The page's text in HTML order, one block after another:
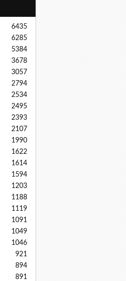
6435
6285
5384
3678
3057
2794
2534
2495
2393
2107
1990
1622
1614
1594
1203
1188
1119
1091
1049
1046
921
894
891